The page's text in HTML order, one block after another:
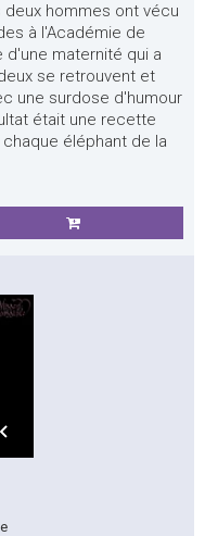
hommes ont vécu
à l'Académie de
maternité qui a
se retrouvent et
une surdose d'humour
était une recette
éléphant de la